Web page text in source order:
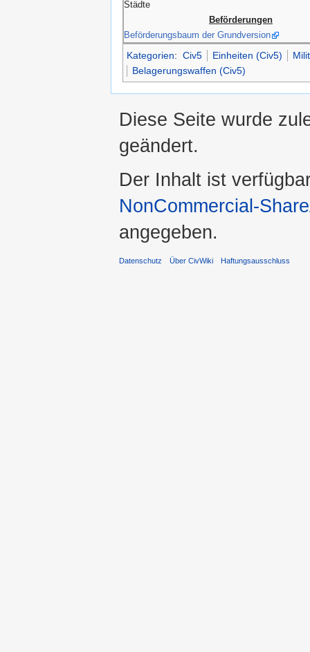
Städte
Beförderungen
Beförderungsbaum der Grundversion
Kategorien: Civ5 Einheiten (Civ5)
Belagerungswaffen (Civ5)
Diese Seite wurde
geändert.
Der Inhalt ist
NonCommercial-
angegeben.
Datenschutz Über CivWiki Haftungsausschluss